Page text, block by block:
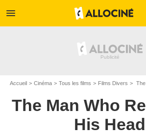
menu
Accueil Cinéma Tous les films Films Divers The
The Man Who
His Head